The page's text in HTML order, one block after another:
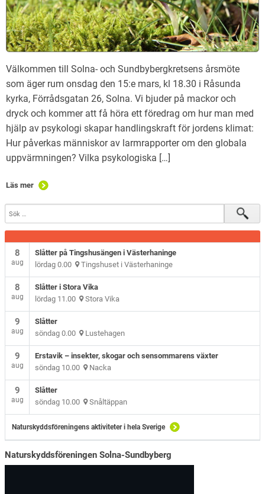
Välkommen till Solna- och Sundbybergkretsens årsmöte
som äger rum onsdag den 15:e mars, kl 18.30 i Råsunda
kyrka, Förrådsgatan 26, Solna. Vi bjuder på mackor och
dryck och kommer att få höra ett föredrag om hur man med
hjälp av psykologi skapar handlingskraft för jordens klimat:
Hur påverkas människor av larmrapporter om den globala
uppvärmningen? Vilka psykologiska […]
Läs mer
8
aug
Slåtter på Tingshusängen i Västerhaninge
lördag 0.00 Tingshuset i Västerhaninge
8
aug
Slåtter i Stora Vika
lördag 11.00 Stora Vika
9
aug
Slåtter
söndag 0.00 Lustehagen
9
aug
Erstavik – insekter, skogar och sensommarens växter
söndag 10.00 Nacka
9
aug
Slåtter
söndag 10.00 Snåltäppan
Naturskyddsföreningens aktiviteter i hela Sverige
Naturskyddsföreningen Solna-Sundbyberg